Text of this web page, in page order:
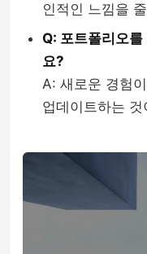
인적인 느낌을
Q: 포트폴리오
요?
A: 새로운 경험
업데이트하는